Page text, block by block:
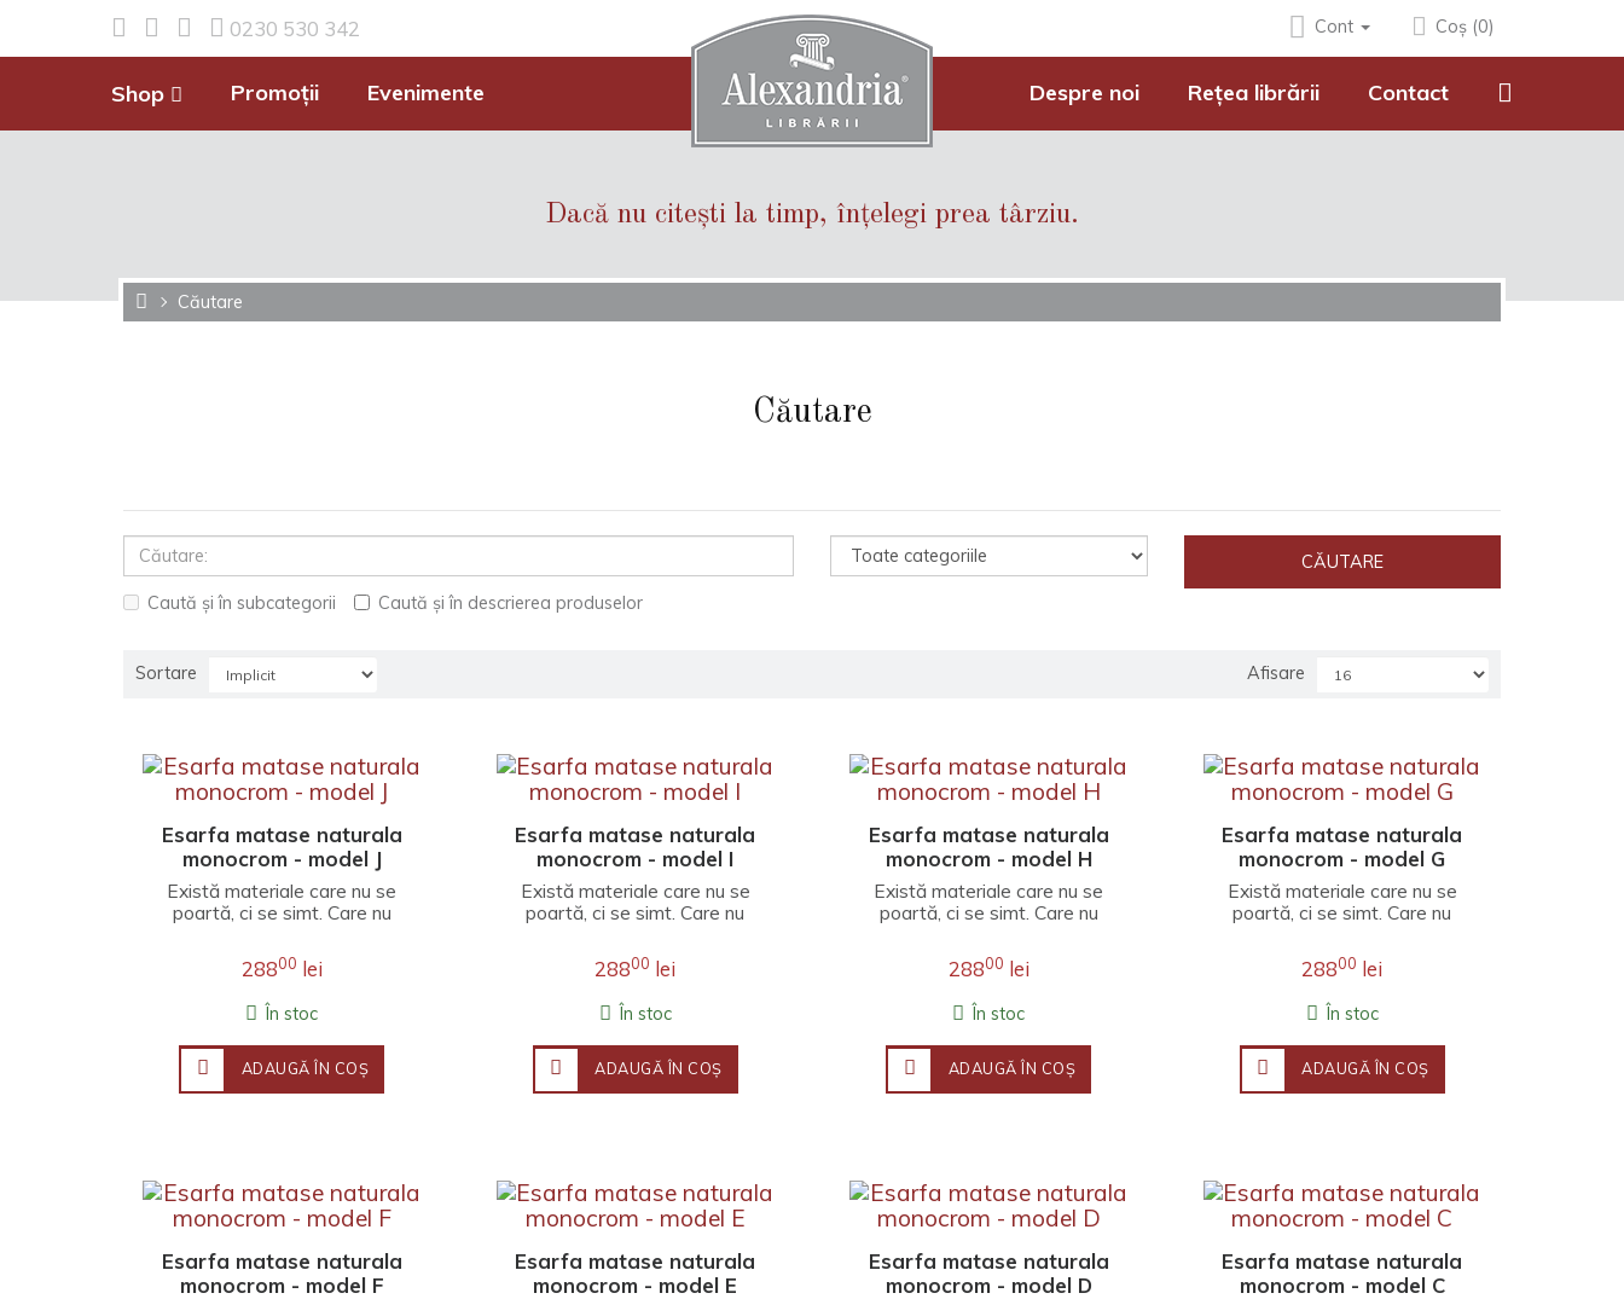
0230 530 342 Cont Coș (0)
Shop Promoții Evenimente Despre noi Rețea librării Contact
Dacă nu citești la timp, înțelegi prea târziu.
Căutare
Căutare
Caută și în subcategorii Caută și în descrierea produselor
Sortare Afisare
Esarfa matase naturala
monocrom - model J
Există materiale care nu se
poartă, ci se simt. Care nu
învăluie înt..
28800 lei
În stoc
ADAUGĂ ÎN COŞ
Esarfa matase naturala
monocrom - model I
Există materiale care nu se
poartă, ci se simt. Care nu
învăluie înt..
28800 lei
În stoc
ADAUGĂ ÎN COŞ
Esarfa matase naturala
monocrom - model H
Există materiale care nu se
poartă, ci se simt. Care nu
învăluie înt..
28800 lei
În stoc
ADAUGĂ ÎN COŞ
Esarfa matase naturala
monocrom - model G
Există materiale care nu se
poartă, ci se simt. Care nu
învăluie înt..
28800 lei
În stoc
ADAUGĂ ÎN COŞ
Esarfa matase naturala
monocrom - model F
Esarfa matase naturala
monocrom - model E
Esarfa matase naturala
monocrom - model D
Esarfa matase naturala
monocrom - model C